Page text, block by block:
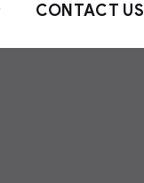
CONTACT US